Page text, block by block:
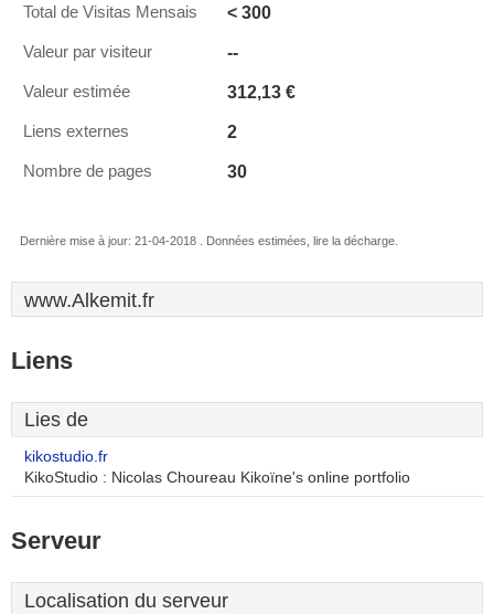
Total de Visitas Mensais < 300
Valeur par visiteur --
Valeur estimée 312,13 €
Liens externes 2
Nombre de pages 30
Dernière mise à jour: 21-04-2018 . Données estimées, lire la décharge.
www.Alkemit.fr
Liens
Lies de
kikostudio.fr
KikoStudio : Nicolas Choureau Kikoïne's online portfolio
Serveur
Localisation du serveur